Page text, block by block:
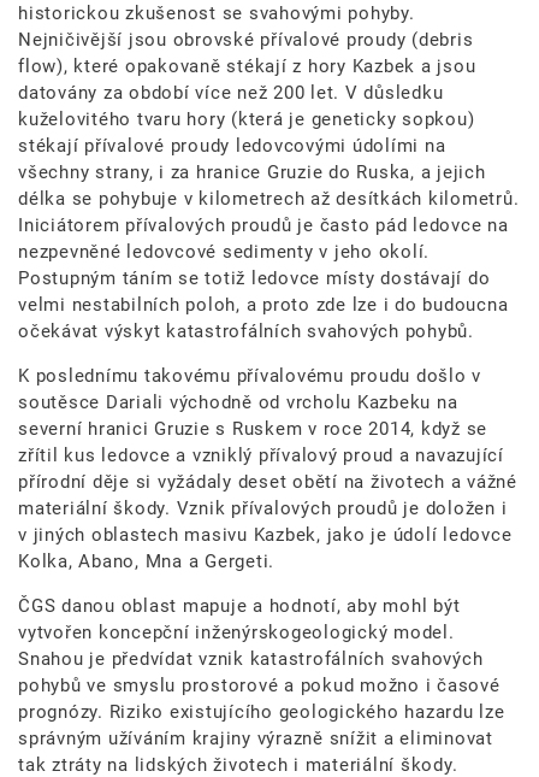
historickou zkušenost se svahovými pohyby.
Nejničivější jsou obrovské přívalové proudy (debris
flow), které opakovaně stékají z hory Kazbek a jsou
datovány za období více než 200 let. V důsledku
kuželovitého tvaru hory (která je geneticky sopkou)
stékají přívalové proudy ledovcovými údolími na
všechny strany, i za hranice Gruzie do Ruska, a jejich
délka se pohybuje v kilometrech až desítkách kilometrů.
Iniciátorem přívalových proudů je často pád ledovce na
nezpevněné ledovcové sedimenty v jeho okolí.
Postupným táním se totiž ledovce místy dostávají do
velmi nestabilních poloh, a proto zde lze i do budoucna
očekávat výskyt katastrofálních svahových pohybů.
K poslednímu takovému přívalovému proudu došlo v
soutěsce Dariali východně od vrcholu Kazbeku na
severní hranici Gruzie s Ruskem v roce 2014, když se
zřítil kus ledovce a vzniklý přívalový proud a navazující
přírodní děje si vyžádaly deset obětí na životech a vážné
materiální škody. Vznik přívalových proudů je doložen i
v jiných oblastech masivu Kazbek, jako je údolí ledovce
Kolka, Abano, Mna a Gergeti.
ČGS danou oblast mapuje a hodnotí, aby mohl být
vytvořen koncepční inženýrskogeologický model.
Snahou je předvídat vznik katastrofálních svahových
pohybů ve smyslu prostorové a pokud možno i časové
prognózy. Riziko existujícího geologického hazardu lze
správným užíváním krajiny výrazně snížit a eliminovat
tak ztráty na lidských životech i materiální škody.